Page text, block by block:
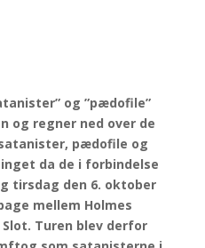
og ”pædofile”
og regner ned over de
pædofile og
da de i forbindelse
tirsdag den 6. oktober
mellem Holmes
Turen blev derfor